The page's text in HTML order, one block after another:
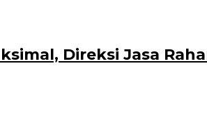
Direksi Jasa